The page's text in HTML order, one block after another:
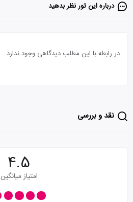
درباره این تور‌ نظر بدهید
در رابطه با این مطلب دیدگاهی وجود ندارد
نقد و بررسی
4.5
امتیاز میانگین